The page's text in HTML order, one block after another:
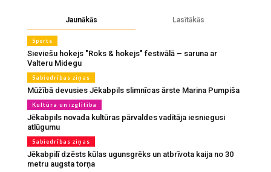
Jaunākās Lasītākās
Sports
Sieviešu hokejs "Roks & hokejs" festivālā – saruna ar
Valteru Midegu
Sabiedrības ziņas
Mūžībā devusies Jēkabpils slimnīcas ārste Marina Pumpiša
Kultūra un izglītība
Jēkabpils novada kultūras pārvaldes vadītāja iesniegusi
atlūgumu
Sabiedrības ziņas
Jēkabpilī dzēsts kūlas ugunsgrēks un atbrīvota kaija no 30
metru augsta torņa